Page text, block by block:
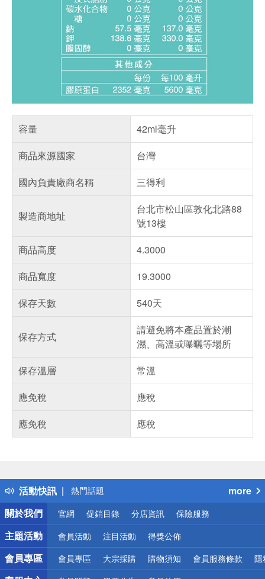
容量
42ml毫升
商品來源國家
台灣
國內負責廠商名稱
三得利
製造商地址
台北市松山區敦化北路88
號13樓
商品高度
4.3000
商品寬度
19.3000
保存天數
540天
保存方式
請避免將本產品置於潮
濕、高溫或曝曬等場所
保存溫層
常溫
應免稅
應稅
應免稅
應稅
活動快訊
得獎公告
熱門話題
銀行優惠
偏遠地區配送
詐騙網頁！請小心！
more
關於我們
官網 促銷目錄 分店資訊 保險服務
主題活動 會員活動 注目活動 得獎公佈
會員專區 會員專區 大宗採購 購物須知 會員服務條款 隱